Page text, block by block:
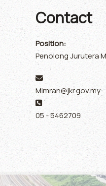
Contact
Position:
Penolong Jurutera
Email:
Mimran@jkr.gov.my
Phone:
05 - 5462709